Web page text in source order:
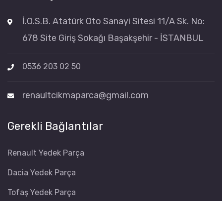
İ.O.S.B. Atatürk Oto Sanayi Sitesi 11/A Sk. No:
678 Site Giriş Sokağı Başakşehir - İSTANBUL
0536 203 02 50
renaultcikmaparca@gmail.com
Gerekli Bağlantılar
Renault Yedek Parça
Dacia Yedek Parça
Tofaş Yedek Parça